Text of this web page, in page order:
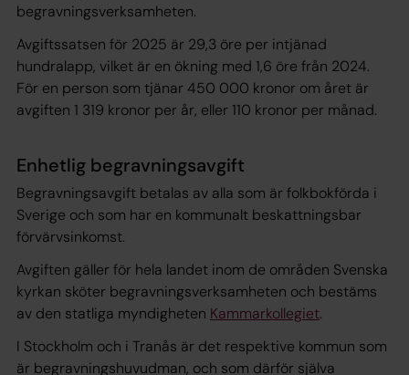
begravningsverksamheten.
Avgiftssatsen för 2025 är 29,3 öre per intjänad
hundralapp, vilket är en ökning med 1,6 öre från 2024.
För en person som tjänar 450 000 kronor om året är
avgiften 1 319 kronor per år, eller 110 kronor per månad.
Enhetlig begravningsavgift
Begravningsavgift betalas av alla som är folkbokförda i
Sverige och som har en kommunalt beskattningsbar
förvärvsinkomst.
Avgiften gäller för hela landet inom de områden Svenska
kyrkan sköter begravningsverksamheten och bestäms
av den statliga myndigheten Kammarkollegiet.
I Stockholm och i Tranås är det respektive kommun som
är begravningshuvudman, och som därför själva